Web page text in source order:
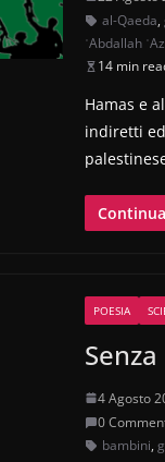
al-Qaeda,
ʿAbdallah
14 min
Hamas e
indiretti
POESIA
4 Agosto
0
bambini,